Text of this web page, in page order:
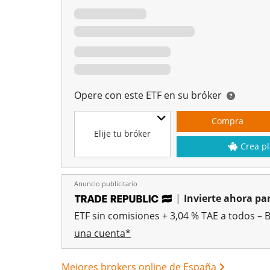
Opere con este ETF en su bróker
Elije tu bróker
Compra
Crea
Anuncio publicitario
| Invierte ahora
ETF sin comisiones + 3,04 % TAE a todos –
una cuenta*
Mejores brokers online de España